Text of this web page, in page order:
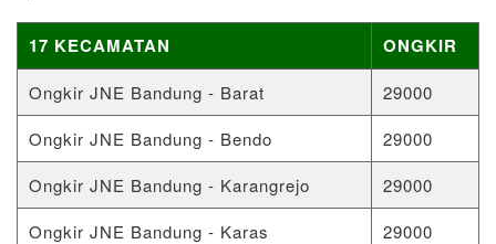
17 KECAMATAN ONGKIR
Ongkir JNE Bandung - Barat
29000
Ongkir JNE Bandung - Bendo
29000
Ongkir JNE Bandung - Karangrejo
29000
Ongkir JNE Bandung - Karas
29000